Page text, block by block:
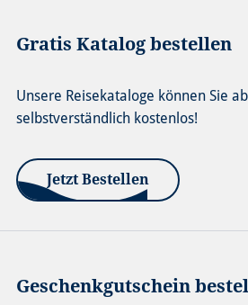
Gratis Katalog bestellen
Unsere Reisekataloge können Sie
selbstverständlich kostenlos!
Jetzt Bestellen
Geschenkgutschein